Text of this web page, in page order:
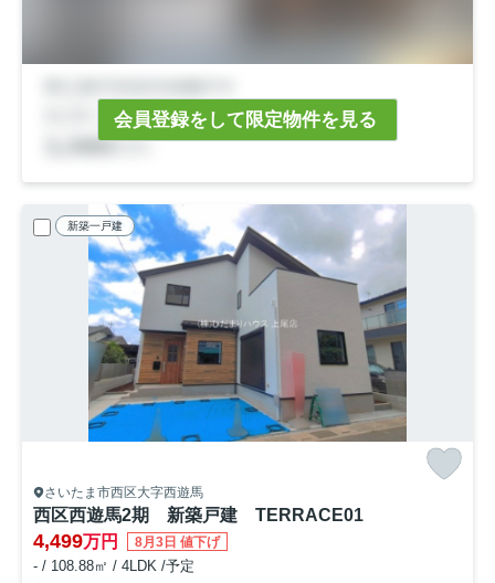
会員登録をして限定物件を見る
新築一戸建
さいたま市西区大字西遊馬
西区西遊馬2期 新築戸建 TERRACE01
4,499万円 8月3日 値下げ
- / 108.88㎡ / 4LDK /予定